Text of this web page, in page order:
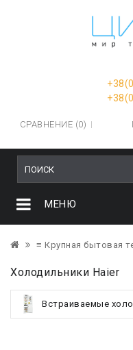
СРАВНЕНИЕ (0)
МЕНЮ
≡ Крупная бытовая
Холодильники Haier
Встраиваемые